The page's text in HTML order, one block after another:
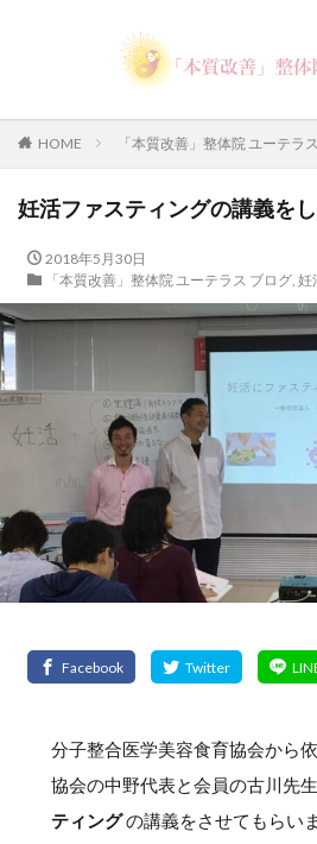
HOME 「本質改善」整体院 ユーテラ
妊活ファスティングの講義を
2018年5月30日
「本質改善」整体院 ユーテラス ブログ, 妊
分子整合医学美容食育協会から
協会の中野代表と会員の古川先
ティングの講義をさせてもらい